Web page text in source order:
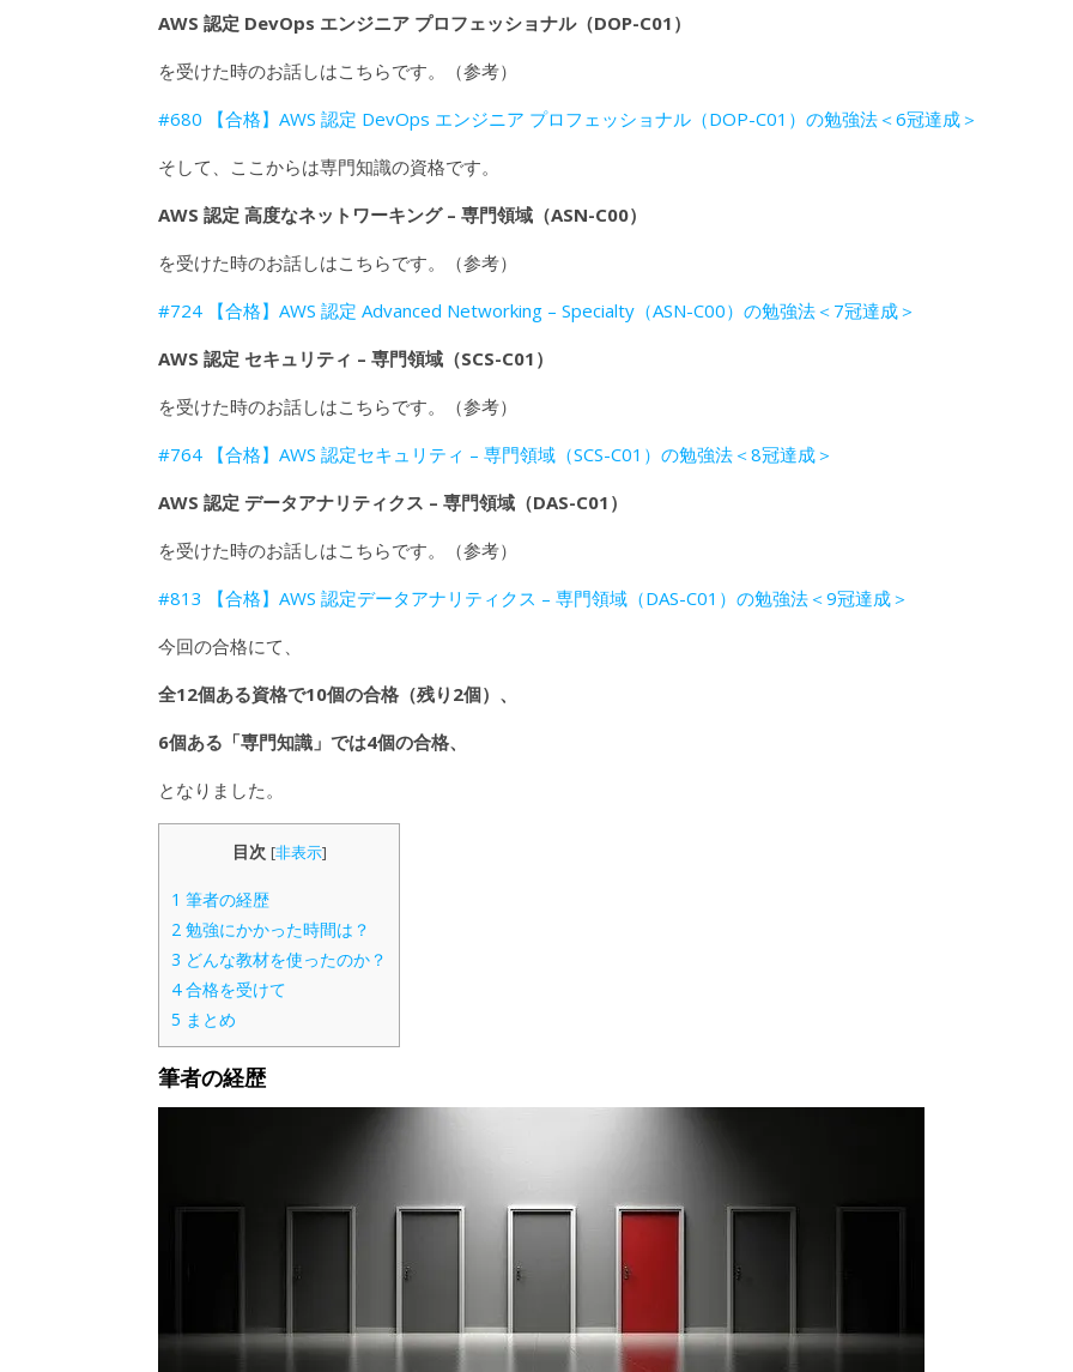
AWS 認定 DevOps エンジニア プロフェッショナル（DOP-C01）
を受けた時のお話しはこちらです。（参考）
#680 【合格】AWS 認定 DevOps エンジニア プロフェッショナル（DOP-C01）の勉強法＜6冠達成＞
そして、ここからは専門知識の資格です。
AWS 認定 高度なネットワーキング – 専門領域（ASN-C00）
を受けた時のお話しはこちらです。（参考）
#724 【合格】AWS 認定 Advanced Networking – Specialty（ASN-C00）の勉強法＜7冠達成＞
AWS 認定 セキュリティ – 専門領域（SCS-C01）
を受けた時のお話しはこちらです。（参考）
#764 【合格】AWS 認定セキュリティ – 専門領域（SCS-C01）の勉強法＜8冠達成＞
AWS 認定 データアナリティクス – 専門領域（DAS-C01）
を受けた時のお話しはこちらです。（参考）
#813 【合格】AWS 認定データアナリティクス – 専門領域（DAS-C01）の勉強法＜9冠達成＞
今回の合格にて、
全12個ある資格で10個の合格（残り2個）、
6個ある「専門知識」では4個の合格、
となりました。
目次 [非表示]
1 筆者の経歴
2 勉強にかかった時間は？
3 どんな教材を使ったのか？
4合格を受けて
5 まとめ
筆者の経歴